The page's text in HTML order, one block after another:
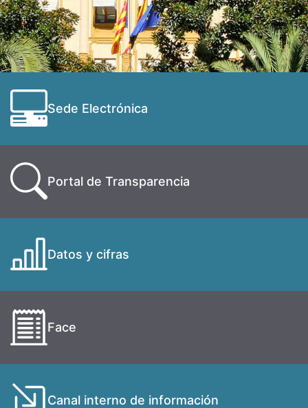
Sede Electrónica
Portal de Transparencia
Datos y cifras
Face
Canal interno de información